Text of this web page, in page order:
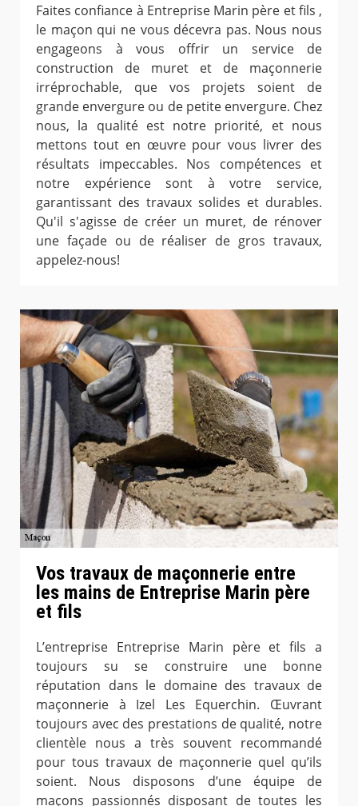
Faites confiance à Entreprise Marin père et fils ,
le maçon qui ne vous décevra pas. Nous nous
engageons à vous offrir un service de
construction de muret et de maçonnerie
irréprochable, que vos projets soient de
grande envergure ou de petite envergure. Chez
nous, la qualité est notre priorité, et nous
mettons tout en œuvre pour vous livrer des
résultats impeccables. Nos compétences et
notre expérience sont à votre service,
garantissant des travaux solides et durables.
Qu'il s'agisse de créer un muret, de rénover
une façade ou de réaliser de gros travaux,
appelez-nous!
Vos travaux de maçonnerie entre
les mains de Entreprise Marin père
et fils
L’entreprise Entreprise Marin père et fils a
toujours su se construire une bonne
réputation dans le domaine des travaux de
maçonnerie à Izel Les Equerchin. Œuvrant
toujours avec des prestations de qualité, notre
clientèle nous a très souvent recommandé
pour tous travaux de maçonnerie quel qu’ils
soient. Nous disposons d’une équipe de
maçons passionnés disposant de toutes les